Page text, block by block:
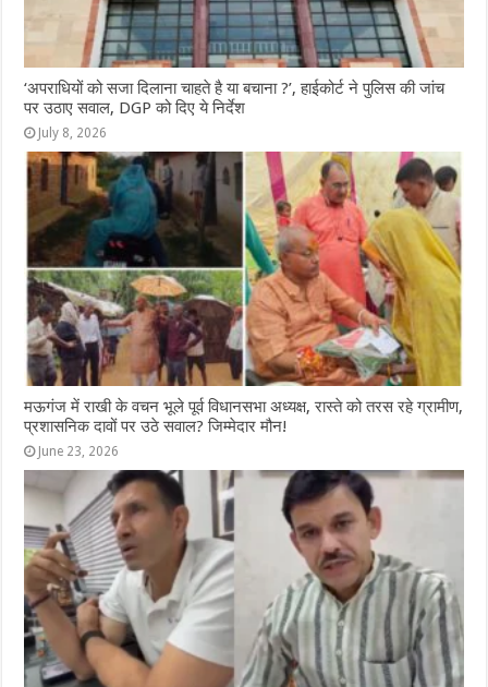
‘अपराधियों को सजा दिलाना चाहते है या बचाना ?’, हाईकोर्ट ने पुलिस की जांच
पर उठाए सवाल, DGP को दिए ये निर्देश
July 8, 2026
मऊगंज में राखी के वचन भूले पूर्व विधानसभा अध्यक्ष, रास्ते को तरस रहे ग्रामीण,
प्रशासनिक दावों पर उठे सवाल? जिम्मेदार मौन!
June 23, 2026